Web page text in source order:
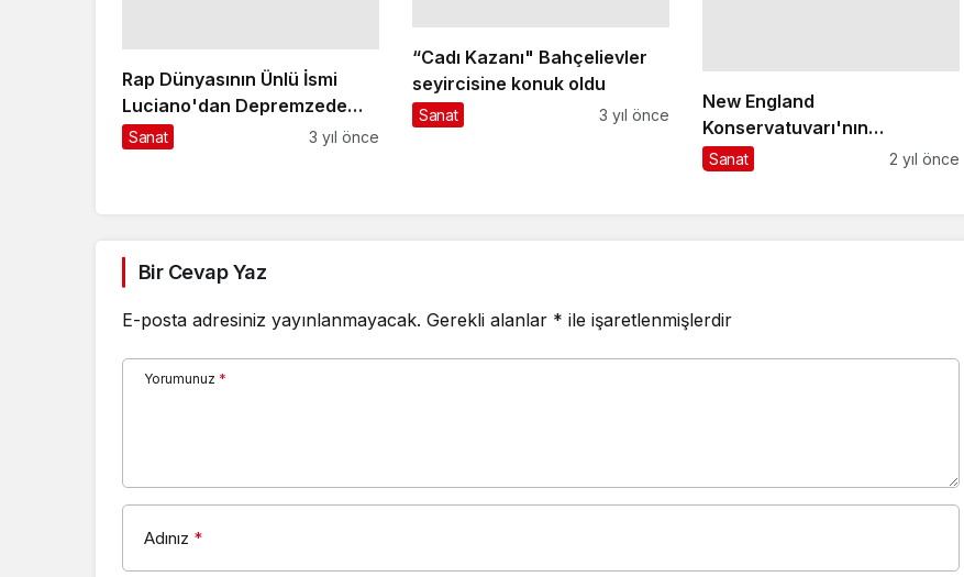
Rap Dünyasının Ünlü İsmi
Luciano'dan Depremzede
Çocuklara Destek
Sanat 3 yıl önce
“Cadı Kazanı" Bahçelievler
seyircisine konuk oldu
Sanat 3 yıl önce
New England
Konservatuvarı'nın
bağışladığı enstrümanlar
Sanat 2 yıl önce
Bir Cevap Yaz
E-posta adresiniz yayınlanmayacak. Gerekli alanlar * ile işaretlenmişlerdir
Yorumunuz *
Adınız *